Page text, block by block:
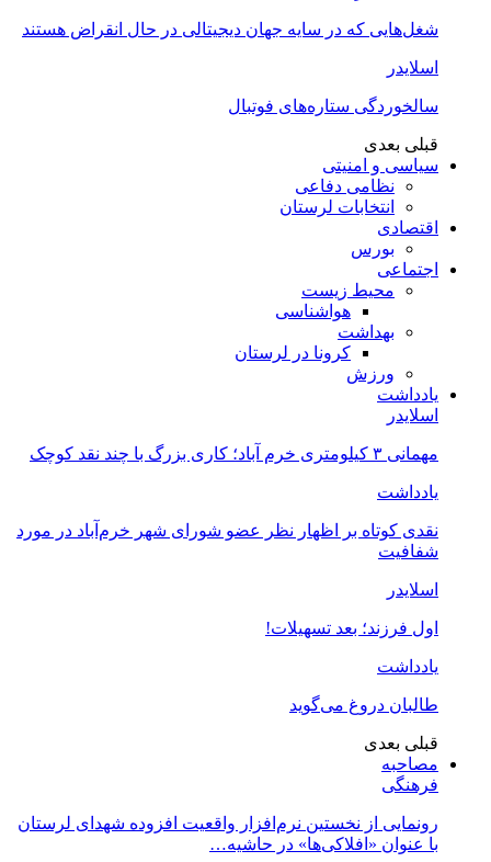
شغل‌‌هایی که در سایه جهان دیجیتالی در حال انقراض هستند
اسلایدر
سالخوردگی ستاره‌های فوتبال
قبلی بعدی
سیاسی و امنیتی
نظامی دفاعی
انتخابات لرستان
اقتصادی
بورس
اجتماعی
محیط زیست
هواشناسی
بهداشت
کرونا در لرستان
ورزش
یادداشت
اسلایدر
مهمانی ۳ کیلومتری خرم آباد؛ کاری بزرگ با چند نقد کوچک
یادداشت
نقدی کوتاه بر اظهار نظر عضو شورای شهر خرم‌آباد در مورد
شفافیت
اسلایدر
اول فرزند؛ بعد تسهیلات!
یادداشت
طالبان دروغ می‌گوید
قبلی بعدی
مصاحبه
فرهنگی
رونمایی از نخستین نرم‌افزار واقعیت افزوده شهدای لرستان
با عنوان «افلاکی‌ها» در حاشیه…